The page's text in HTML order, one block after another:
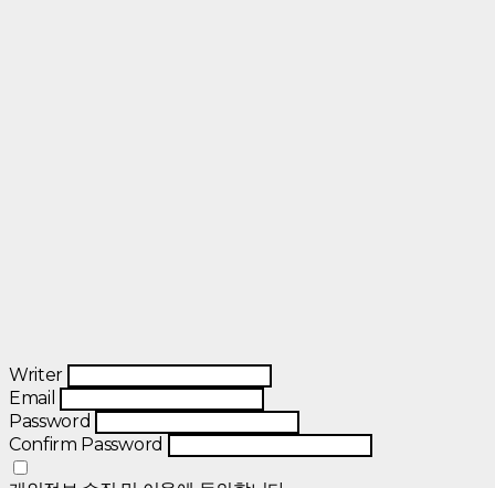
Writer
Email
Password
Confirm Password